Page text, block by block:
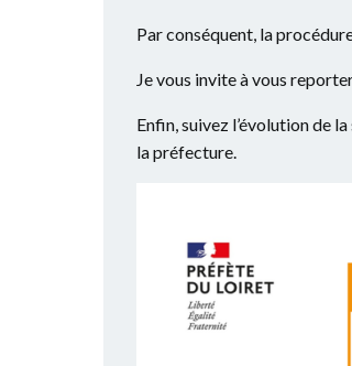
Par conséquent, la
Je vous invite à vous
Enfin, suivez l’évolution de
la préfecture.